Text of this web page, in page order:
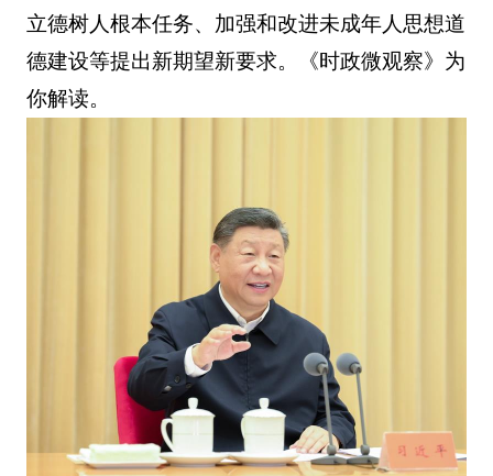
立德树人根本任务、加强和改进未成年人思想道
德建设等提出新期望新要求。《时政微观察》为
你解读。